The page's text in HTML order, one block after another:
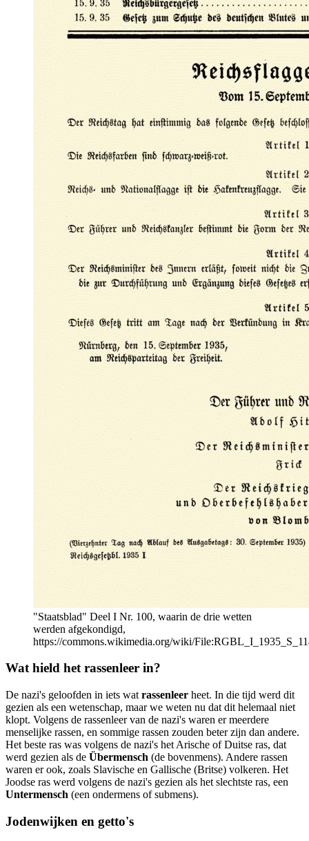
"Staatsblad" Deel I Nr. 100, waarin de drie wetten
werden afgekondigd,
https://commons.wikimedia.org/wiki/
Wat hield het rassenleer in?
De nazi's geloofden in iets wat rassenleer heet. In die tijd werd dit
gezien als een wetenschap, maar we weten nu dat dit helemaal niet
klopt. Volgens de rassenleer van de nazi's waren er meerdere
menselijke rassen, en sommige rassen zouden beter zijn dan andere.
Het beste ras was volgens de nazi's het Arische of Duitse ras, dat
werd gezien als de Übermensch (de bovenmens). Andere rassen
waren er ook, zoals Slavische en Gallische (Britse) volkeren. Het
Joodse ras werd volgens de nazi's gezien als het slechtste ras, een
Untermensch (een ondermens of submens).
Jodenwijken en getto's